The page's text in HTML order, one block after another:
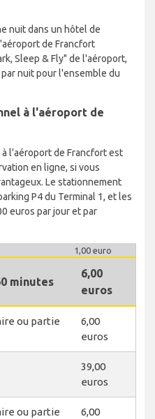
nuit dans un hôtel de
de Francfort
Sleep & Fly" de l'aéroport,
nuit pour l'ensemble du
à l'aéroport de
l'aéroport de Francfort est
en ligne, si vous
Le stationnement
P4 du Terminal 1, et les
euros par jour et par
1,00 euro
minutes
6,00
euros
ou partie
6,00
euros
39,00
euros
ou partie
6,00